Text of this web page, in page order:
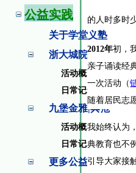
公益实践
关于学堂义塾
浙大城院|发源
活动概况
日常记录
九堡金雅|典范
活动概况
日常记录
更多公益活动
的人时多时
2012年初，
亲子诵读经
一次活动（
随着居民志
我始终认为
典教育也不
引导大家接